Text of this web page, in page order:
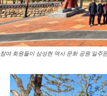
참여 회원들이 삼성현 역사 문화 공원 일주